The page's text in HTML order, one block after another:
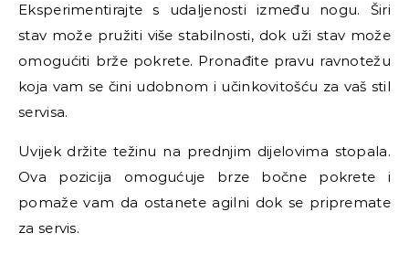
Eksperimentirajte s udaljenosti između nogu. Širi
stav može pružiti više stabilnosti, dok uži stav može
omogućiti brže pokrete. Pronađite pravu ravnotežu
koja vam se čini udobnom i učinkovitošću za vaš stil
servisa.
Uvijek držite težinu na prednjim dijelovima stopala.
Ova pozicija omogućuje brze bočne pokrete i
pomaže vam da ostanete agilni dok se pripremate
za servis.